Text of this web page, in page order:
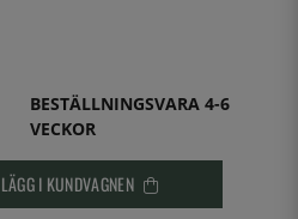
BESTÄLLNINGSVARA 4-6
VECKOR
LÄGG I KUNDVAGNEN